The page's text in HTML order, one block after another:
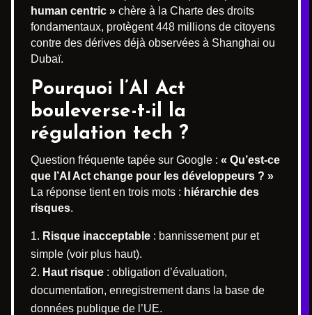
human centric » chère à la Charte des droits
fondamentaux, protègent 448 millions de citoyens
contre des dérives déjà observées à Shanghai ou
Dubaï.
Pourquoi l’AI Act
bouleverse-t-il la
régulation tech ?
Question fréquente tapée sur Google : « Qu’est-ce
que l’AI Act change pour les développeurs ? »
La réponse tient en trois mots : hiérarchie des
risques.
Risque inacceptable : bannissement pur et
simple (voir plus haut).
Haut risque : obligation d’évaluation,
documentation, enregistrement dans la base de
données publique de l’UE.